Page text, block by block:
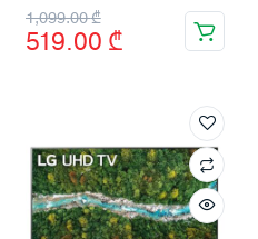
1,099.00₾
Original
price
519.00 ₾
Current
price